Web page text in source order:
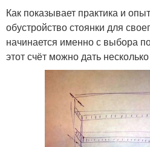
Как показывает практика и
обустройство стоянки для
начинается именно с выбора
этот счёт можно дать